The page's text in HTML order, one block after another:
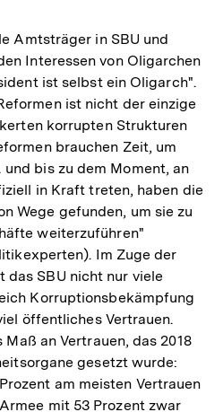
Amtsträger in SBU und
Interessen von Oligarchen
ist selbst ein Oligarch".
ist nicht der einzige
korrupten Strukturen
brauchen Zeit, um
bis zu dem Moment, an
in Kraft treten, haben die
Wege gefunden, um sie zu
weiterzuführen"
Im Zuge der
das SBU nicht nur viele
Korruptionsbekämpfung
öffentliches Vertrauen.
an Vertrauen, das 2018
gesetzt wurde:
am meisten Vertrauen
mit 53 Prozent zwar